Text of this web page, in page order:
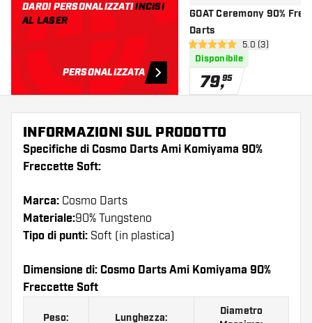
DARDI PERSONALIZZATIINCISI
AL LASER
PERSONALIZZATA
GOAT Ceremony 90% Freccette Soft
Darts
apri pannello
5 stelle di valutazione
5.0 (3)
Disponibile
79,95
INFORMAZIONI SUL PRODOTTO
Specifiche di Cosmo Darts Ami Komiyama 90%
Freccette Soft:
Marca: Cosmo Darts
Materiale:90% Tungsteno
Tipo di punti: Soft (in plastica)
Dimensione di: Cosmo Darts Ami Komiyama 90%
Freccette Soft
Peso: Lunghezza:
Diametro